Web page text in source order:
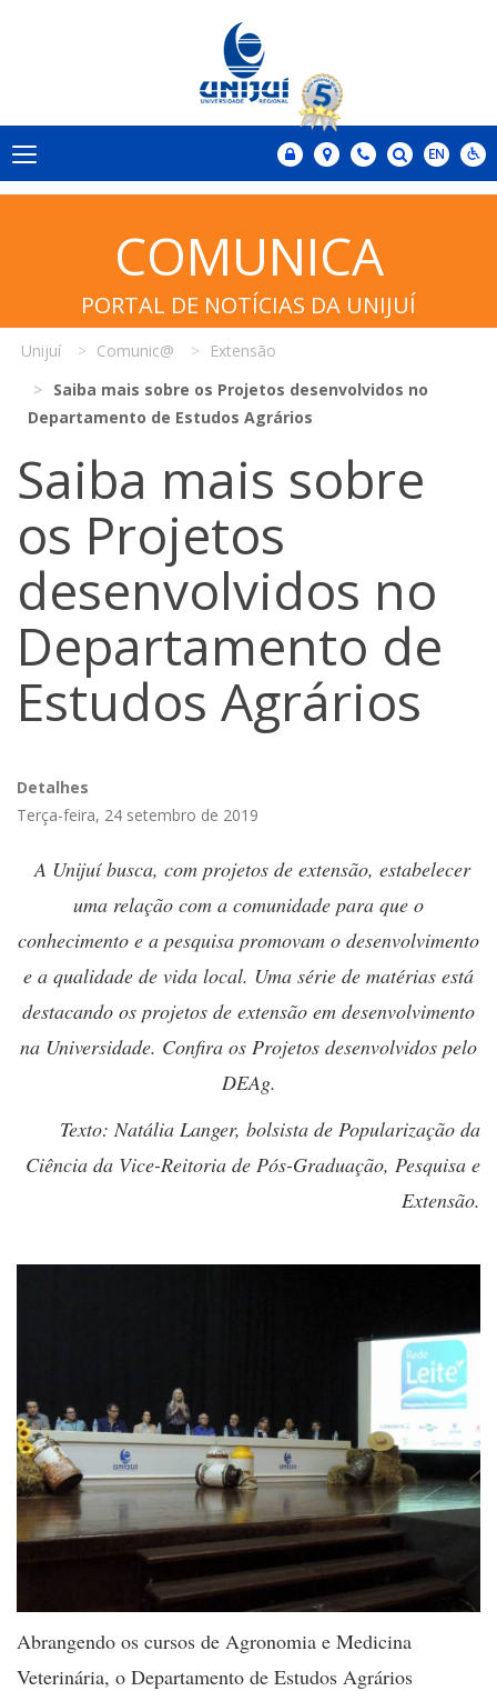
COMUNICA
PORTAL DE NOTÍCIAS DA UNIJUÍ
Unijuí Comunic@
Extensão
Saiba mais sobre os Projetos desenvolvidos no
Departamento de Estudos Agrários
Saiba mais sobre
os Projetos
desenvolvidos no
Departamento de
Estudos Agrários
Detalhes
Terça-feira, 24 setembro de 2019
A Unijuí busca, com projetos de extensão, estabelecer
uma relação com a comunidade para que o
conhecimento e a pesquisa promovam o desenvolvimento
e a qualidade de vida local. Uma série de matérias está
destacando os projetos de extensão em desenvolvimento
na Universidade. Confira os Projetos desenvolvidos pelo
DEAg.
Texto: Natália Langer, bolsista de Popularização da
Ciência da Vice-Reitoria de Pós-Graduação, Pesquisa e
Extensão.
Abrangendo os cursos de Agronomia e Medicina
Veterinária, o Departamento de Estudos Agrários